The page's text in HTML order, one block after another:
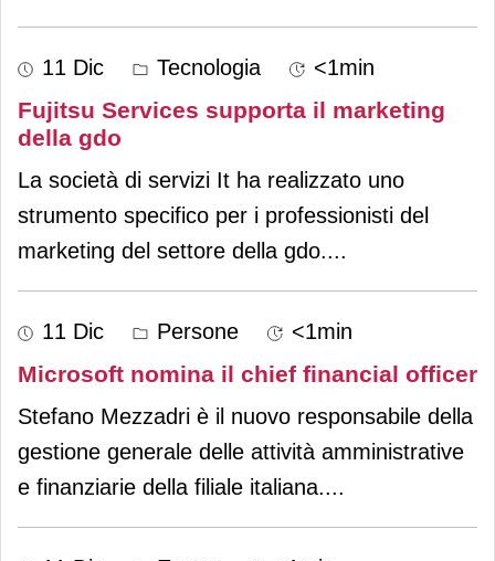
11 Dic Tecnologia <1min
Fujitsu Services supporta il marketing
della gdo
La società di servizi It ha realizzato uno
strumento specifico per i professionisti del
marketing del settore della gdo....
11 Dic Persone <1min
Microsoft nomina il chief financial officer
Stefano Mezzadri è il nuovo responsabile della
gestione generale delle attività amministrative
e finanziarie della filiale italiana....